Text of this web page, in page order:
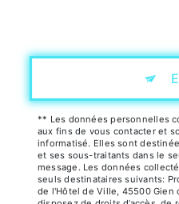
** Les données personnelles
aux fins de vous contacter et
informatisé. Elles sont
et ses sous-traitants dans le
message. Les données
seuls destinataires suivants:
de l'Hôtel de Ville, 45500 Gien